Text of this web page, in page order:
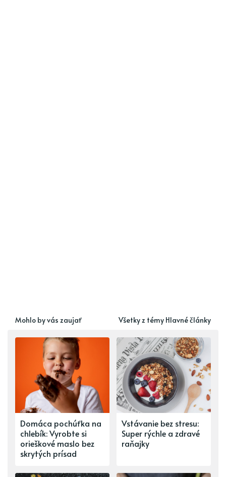
Mohlo by vás zaujať Všetky z témy Hlavné články
Domáca pochúťka na
chlebík: Vyrobte si
orieškové maslo bez
skrytých prísad
Vstávanie bez stresu:
Super rýchle a zdravé
raňajky